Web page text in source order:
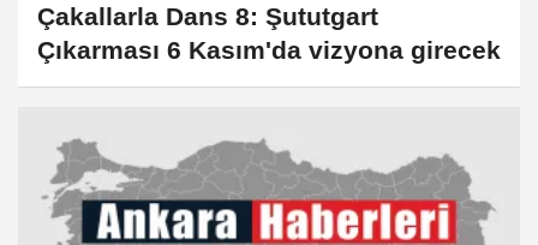
Çakallarla Dans 8: Şututgart
Çıkarması 6 Kasım'da vizyona girecek